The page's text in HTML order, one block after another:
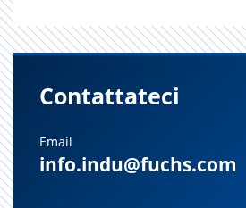
Contattateci
Email
info.indu@fuchs.com